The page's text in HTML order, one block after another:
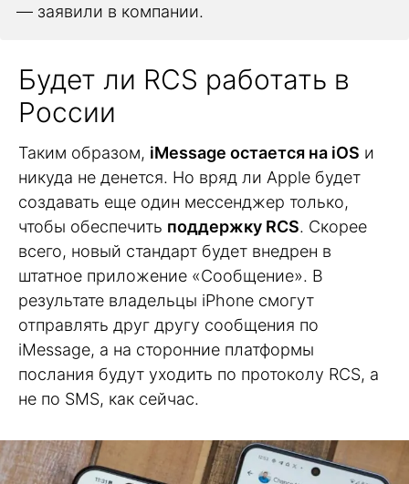
— заявили в компании.
Будет ли RCS работать в
России
Таким образом, iMessage остается на iOS и
никуда не денется. Но вряд ли Apple будет
создавать еще один мессенджер только,
чтобы обеспечить поддержку RCS. Скорее
всего, новый стандарт будет внедрен в
штатное приложение «Сообщение». В
результате владельцы iPhone смогут
отправлять друг другу сообщения по
iMessage, а на сторонние платформы
послания будут уходить по протоколу RCS, а
не по SMS, как сейчас.